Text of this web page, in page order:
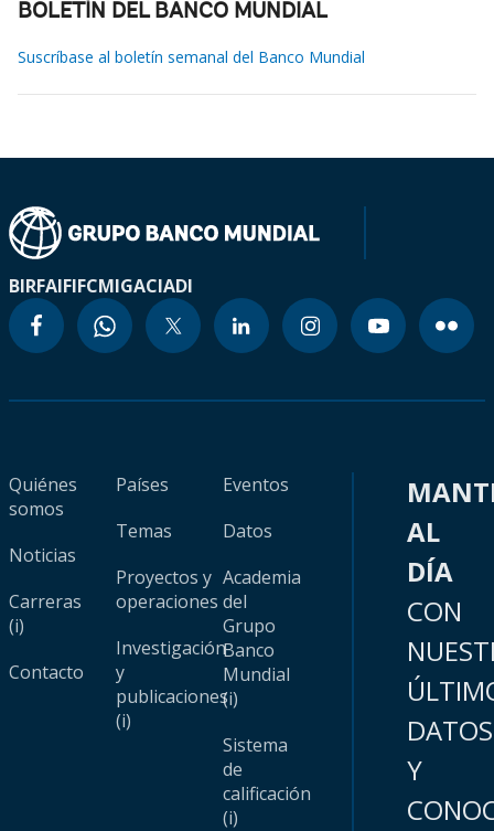
BOLETÍN DEL BANCO MUNDIAL
Suscríbase al boletín semanal del Banco Mundial
BIRFAIFIFCMIGACIADI
Quiénes
somos
Noticias
Carreras
(i)
Contacto
Países
Temas
Proyectos y
operaciones
Investigación
y
publicaciones
(i)
Eventos
Datos
Academia
del
Grupo
Banco
Mundial
(i)
Sistema
de
calificación
(i)
AL
DÍA
CON
DATOS
Y